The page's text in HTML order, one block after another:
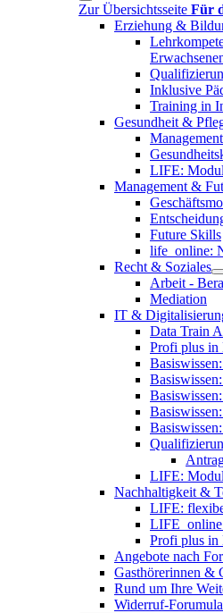
Zur Übersichtsseite Für
Erziehung &
Inklusive
Training in
Gesundheit &
LIFE:
Management &
Future Skills
life_online:
Recht & Soziales
Arbeit -
Mediation
IT &
Data Train
Profi plus in
LIFE:
Nachhaltigkeit &
LIFE:
Profi plus in
Angebote nach
Gasthörerinnen &
Rund um Ihre
Widerruf-